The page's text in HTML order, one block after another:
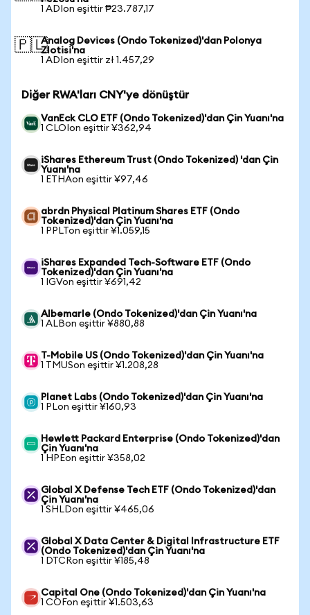
1 ADIon eşittir ₱23.787,17
🇵🇱Analog Devices (Ondo Tokenized)'dan Polonya
Zlotisi'na
1 ADIon eşittir zł 1.457,29
Diğer RWA'ları CNY'ye dönüştür
VanEck CLO ETF (Ondo Tokenized)'dan Çin Yuanı'na
1 CLOIon eşittir ¥362,94
iShares Ethereum Trust (Ondo Tokenized) 'dan Çin
Yuanı'na
1 ETHAon eşittir ¥97,46
abrdn Physical Platinum Shares ETF (Ondo
Tokenized)'dan Çin Yuanı'na
1 PPLTon eşittir ¥1.059,15
iShares Expanded Tech-Software ETF (Ondo
Tokenized)'dan Çin Yuanı'na
1 IGVon eşittir ¥691,42
Albemarle (Ondo Tokenized)'dan Çin Yuanı'na
1 ALBon eşittir ¥880,88
T-Mobile US (Ondo Tokenized)'dan Çin Yuanı'na
1 TMUSon eşittir ¥1.208,28
Planet Labs (Ondo Tokenized)'dan Çin Yuanı'na
1 PLon eşittir ¥160,93
Hewlett Packard Enterprise (Ondo Tokenized)'dan
Çin Yuanı'na
1 HPEon eşittir ¥358,02
Global X Defense Tech ETF (Ondo Tokenized)'dan
Çin Yuanı'na
1 SHLDon eşittir ¥465,06
Global X Data Center & Digital Infrastructure ETF
(Ondo Tokenized)'dan Çin Yuanı'na
1 DTCRon eşittir ¥185,48
Capital One (Ondo Tokenized)'dan Çin Yuanı'na
1 COFon eşittir ¥1.503,63